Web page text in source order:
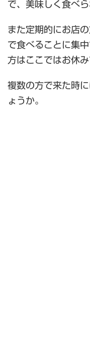
で、美味しく食べら
また定期的にお店
で食べることに集
方はここではお休み
複数の方で来た時
ょうか。